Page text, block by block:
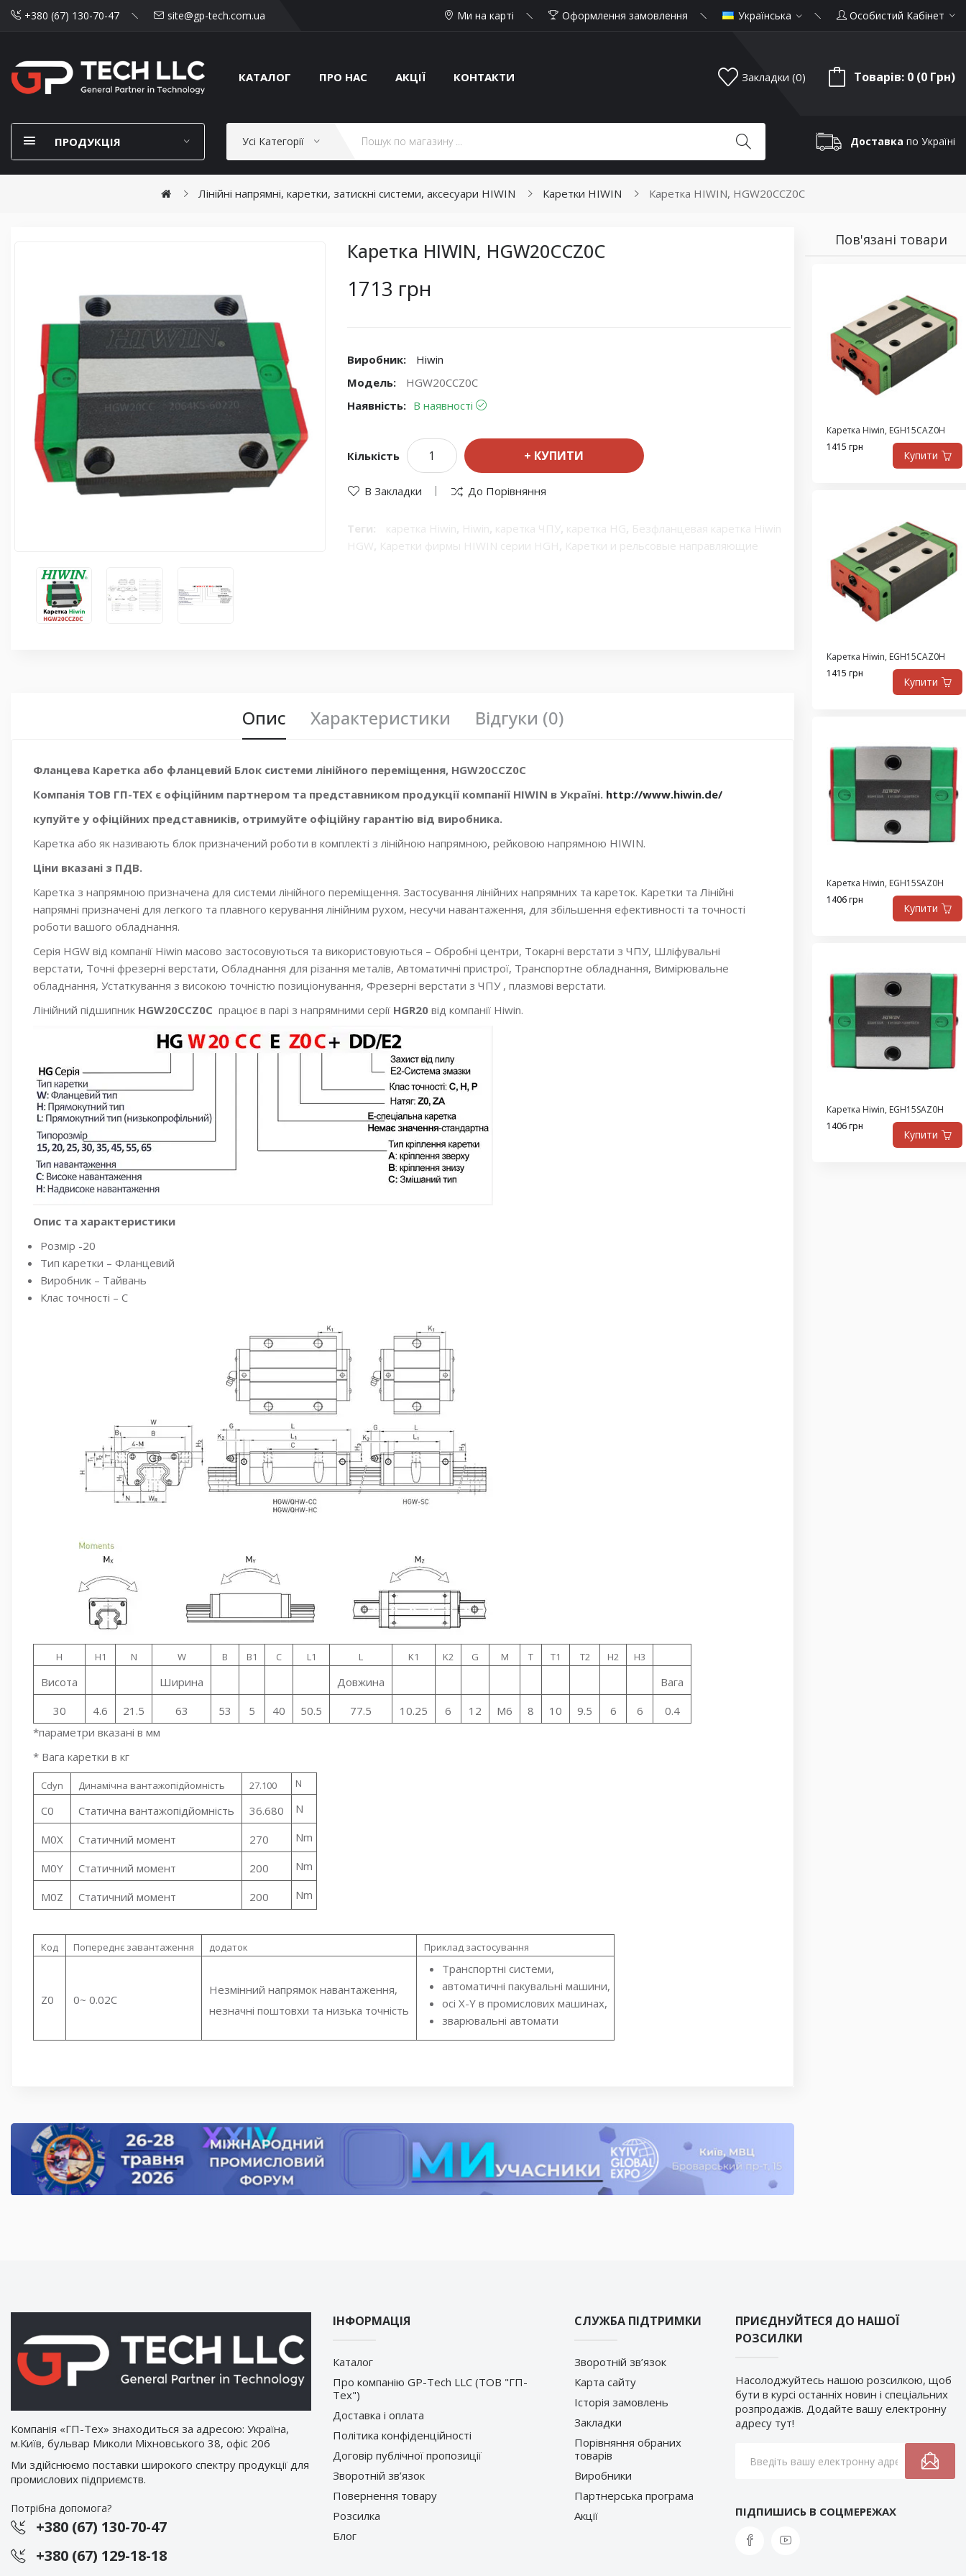
+380 (67) 130-70-47 site@gp-tech.com.ua Ми на карті Оформлення замовлення Українська Особистий Кабінет
КАТАЛОГ ПРО НАС АКЦІЇ КОНТАКТИ Закладки (0) Товарів: 0 (0 Грн)
ПРОДУКЦІЯ Усі Категорії Доставка по Україні
Лінійні напрямні, каретки, затискні системи, аксесуари HIWIN Каретки HIWIN Каретка HIWIN, HGW20CCZ0C
Каретка HIWIN, HGW20CCZ0C
1713 грн
Виробник:
Hiwin
Модель:
HGW20CCZ0C
Наявність: В наявності
Кількість КУПИТИ
В Закладки До Порівняння
Теги: каретка Hiwin, Hiwin, каретка ЧПУ , каретка HG, Безфланцевая каретка Hiwin
HGW, Каретки фирмы HIWIN серии HGH , Каретки и рельсовые направляющие
Опис Характеристики Відгуки (0)
Фланцева Каретка або фланцевий Блок системи лінійного переміщення, HGW20CCZ0C
Компанія ТОВ ГП-ТЕХ є офіційним партнером та представником продукції компанії HIWIN в Україні. http://www.hiwin.de/
купуйте у офіційних представників, отримуйте офіційну гарантію від виробника.
Каретка або як називають блок призначений роботи в комплекті з лінійною напрямною, рейковою напрямною HIWIN.
Ціни вказані з ПДВ.
Каретка з напрямною призначена для системи лінійного переміщення. Застосування лінійних напрямних та кареток. Каретки та Лінійні
напрямні призначені для легкого та плавного керування лінійним рухом, несучи навантаження, для збільшення ефективності та точності
роботи вашого обладнання.
Серія HGW від компанії Hiwin масово застосовуються та використовуються – Обробні центри, Токарні верстати з ЧПУ, Шліфувальні
верстати, Точні фрезерні верстати, Обладнання для різання металів, Автоматичні пристрої, Транспортне обладнання, Вимірювальне
обладнання, Устаткування з високою точністю позиціонування, Фрезерні верстати з ЧПУ , плазмові верстати.
Лінійний підшипник HGW20CCZ0C працює в парі з напрямними серії HGR20 від компанії Hiwin.
Опис та характеристики
Розмір -20
Тип каретки – Фланцевий
Виробник – Тайвань
Клас точності – C
H H1 N W B B1 C L1 L K1 K2 G M T T1 T2 H2 H3
Висота Ширина Довжина
Вага
30
4.6 21.5 63 53 5 40 50.5 77.5 10.25 6 12 M6 8 10 9.5 6 6
0.4
*параметри вказані в мм
* Вага каретки в кг
Cdyn Динамічна вантажопідйомність 27.100 N
C0 Статична вантажопідйомність 36.680 N
M0X Статичний момент 270 Nm
M0Y Статичний момент 200 Nm
M0Z Статичний момент 200 Nm
Код Попереднє завантаження додаток Приклад застосування
Z0 0~ 0.02C
Незмінний напрямок навантаження,
незначні поштовхи та низька точність
Транспортні системи,
автоматичні пакувальні машини,
осі X-Y в промислових машинах,
зварювальні автомати
Пов'язані товари
Каретка Hiwin, EGH15CAZ0H
1415 грн
Купити
Каретка Hiwin, EGH15CAZ0H
1415 грн
Купити
Каретка Hiwin, EGH15SAZ0H
1406 грн
Купити
Каретка Hiwin, EGH15SAZ0H
1406 грн
Купити
Компанія «ГП-Тех» знаходиться за адресою: Україна,
м.Київ, бульвар Миколи Міхновського 38, офіс 206
Ми здійснюємо поставки широкого спектру продукції для
промислових підприємств.
Потрібна допомога?
+380 (67) 130-70-47
+380 (67) 129-18-18
ІНФОРМАЦІЯ
Каталог
Про компанію GP-Tech LLC (ТОВ "ГП-
Тех")
Доставка і оплата
Політика конфіденційності
Договір публічної пропозиції
Зворотній зв’язок
Повернення товару
Розсилка
Блог
СЛУЖБА ПІДТРИМКИ
Зворотній зв’язок
Карта сайту
Історія замовлень
Закладки
Порівняння обраних
товарів
Виробники
Партнерська програма
Акції
ПРИЄДНУЙТЕСЯ ДО НАШОЇ
РОЗСИЛКИ
Насолоджуйтесь нашою розсилкою, щоб
бути в курсі останніх новин і спеціальних
розпродажів. Додайте вашу електронну
адресу тут!
ПІДПИШИСЬ В СОЦМЕРЕЖАХ